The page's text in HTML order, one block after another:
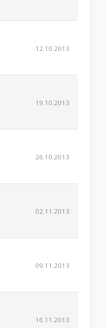
12.10.2013
19.10.2013
26.10.2013
02.11.2013
09.11.2013
16.11.2013